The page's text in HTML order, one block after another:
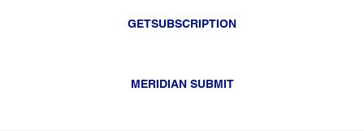
GETSUBSCRIPTION
MERIDIAN SUBMIT